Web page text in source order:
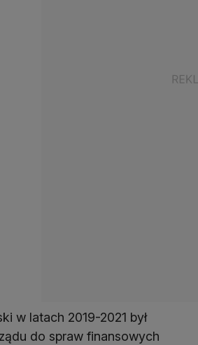
w latach 2019-2021 był
do spraw finansowych